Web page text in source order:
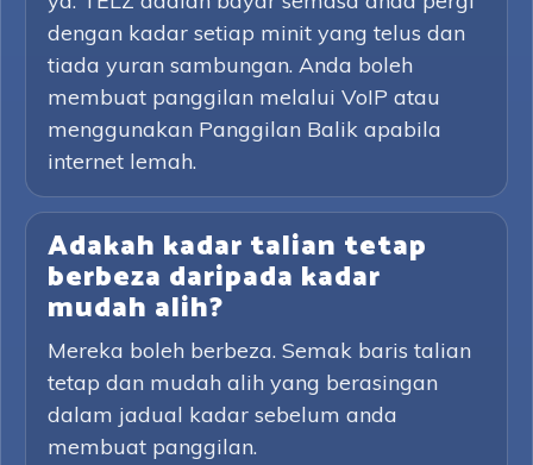
dengan kadar setiap minit yang telus dan
tiada yuran sambungan. Anda boleh
membuat panggilan melalui VoIP atau
menggunakan Panggilan Balik apabila
internet lemah.
Adakah kadar talian tetap
berbeza daripada kadar
mudah alih?
Mereka boleh berbeza. Semak baris talian
tetap dan mudah alih yang berasingan
dalam jadual kadar sebelum anda
membuat panggilan.